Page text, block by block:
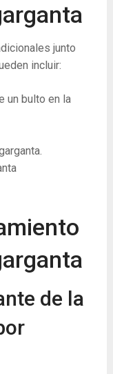
junto
incluir:
un bulto en la
de la